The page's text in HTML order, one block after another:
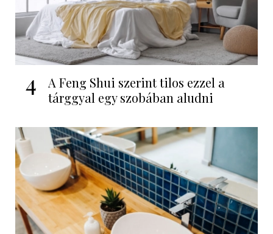
4
A Feng Shui szerint tilos ezzel a
tárggyal egy szobában aludni